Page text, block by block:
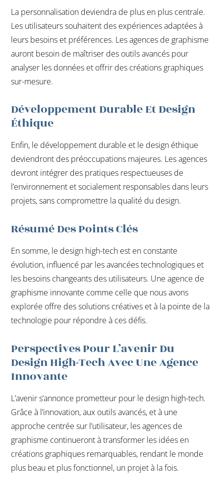
La personnalisation deviendra de plus en plus centrale.
Les utilisateurs souhaitent des expériences adaptées à
leurs besoins et préférences. Les agences de graphisme
auront besoin de maîtriser des outils avancés pour
analyser les données et offrir des créations graphiques
sur-mesure.
Développement Durable Et Design
Éthique
Enfin, le développement durable et le design éthique
deviendront des préoccupations majeures. Les agences
devront intégrer des pratiques respectueuses de
l’environnement et socialement responsables dans leurs
projets, sans compromettre la qualité du design.
Résumé Des Points Clés
En somme, le design high-tech est en constante
évolution, influencé par les avancées technologiques et
les besoins changeants des utilisateurs. Une agence de
graphisme innovante comme celle que nous avons
explorée offre des solutions créatives et à la pointe de la
technologie pour répondre à ces défis.
Perspectives Pour L’avenir Du
Design High-Tech Avec Une Agence
Innovante
L’avenir s’annonce prometteur pour le design high-tech.
Grâce à l’innovation, aux outils avancés, et à une
approche centrée sur l’utilisateur, les agences de
graphisme continueront à transformer les idées en
créations graphiques remarquables, rendant le monde
plus beau et plus fonctionnel, un projet à la fois.